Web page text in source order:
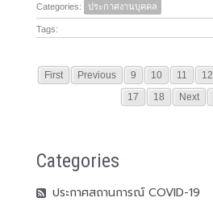
Categories: ประกาศงานบุคคล
Tags:
First Previous 9 10 11 12
17
18 Next
Categories
ประกาศสถานการณ์ COVID-19